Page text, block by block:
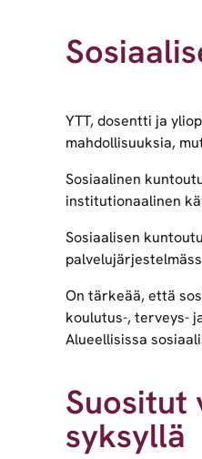
YTT, dosentti ja
mahdollisuuksia,
Sosiaalinen
institutionaalinen
Sosiaalisen
On tärkeää, että
koulutus-, terveys-
Alueellisissa
Suositut
syksyllä